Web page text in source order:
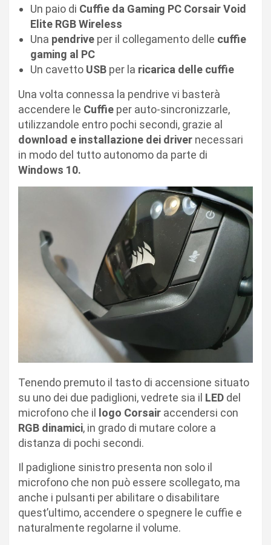
Un paio di Cuffie da Gaming PC Corsair Void
Elite RGB Wireless
Una pendrive per il collegamento delle cuffie
gaming al PC
Un cavetto USB per la ricarica delle cuffie
Una volta connessa la pendrive vi basterà
accendere le Cuffie per auto-sincronizzarle,
utilizzandole entro pochi secondi, grazie al
download e installazione dei driver necessari
in modo del tutto autonomo da parte di
Windows 10.
Tenendo premuto il tasto di accensione situato
su uno dei due padiglioni, vedrete sia il LED del
microfono che il logo Corsair accendersi con
RGB dinamici, in grado di mutare colore a
distanza di pochi secondi.
Il padiglione sinistro presenta non solo il
microfono che non può essere scollegato, ma
anche i pulsanti per abilitare o disabilitare
quest’ultimo, accendere o spegnere le cuffie e
naturalmente regolarne il volume.